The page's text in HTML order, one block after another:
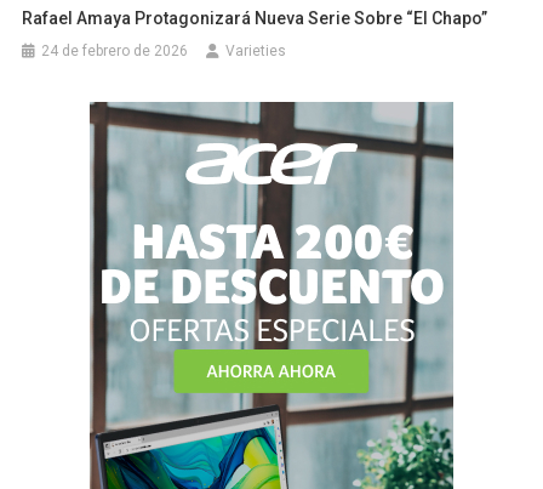
Rafael Amaya Protagonizará Nueva Serie Sobre “El Chapo”
24 de febrero de 2026 Varieties